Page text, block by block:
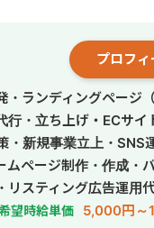
プロフィ
ランディングページ
・立ち上げ・ECサイ
・新規事業立上・SNS
ページ制作・作成・
リスティング広告運用
動画制作・動画編集
希望時給単価 5,000円～